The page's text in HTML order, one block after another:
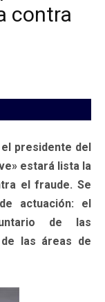
contra
presidente del
estará lista la
el fraude. Se
actuación: el
de las
las áreas de